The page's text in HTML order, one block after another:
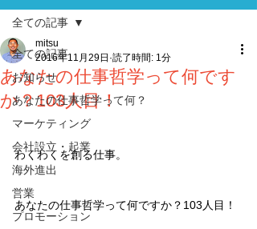
全ての記事
お知らせ
あなたの仕事哲学って何？
マーケティング
会社設立・起業
海外進出
営業
プロモーション
全ての記事
あなたの仕事哲学って何です
か？103人目！
mitsu
2016年11月29日 読了時間: 1分
わくわくを創る仕事。
あなたの仕事哲学って何ですか？103人目！